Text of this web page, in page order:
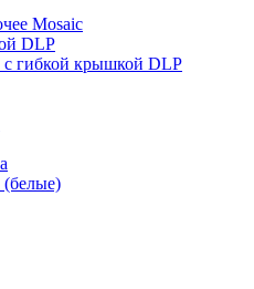
Mosaic
DLP
с гибкой крышкой DLP
(белые)